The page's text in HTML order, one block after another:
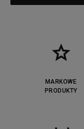
MARKOWE
PRODUKTY